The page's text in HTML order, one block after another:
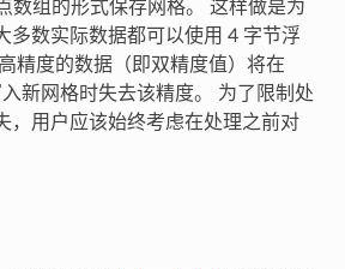
数组的形式保存网格。 这样做是为
多数实际数据都可以使用 4 字节浮
精度的数据（即双精度值）将在
新网格时失去该精度。 为了限制处
，用户应该始终考虑在处理之前对